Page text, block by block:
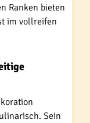
Ranken bieten
im vollreifen
Sein